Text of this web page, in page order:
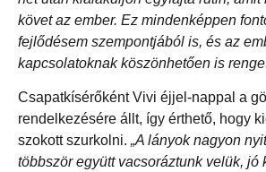
követ az ember. Ez mindenképpen
fejlődésem szempontjából is, és az
kapcsolatoknak köszönhetően is
Csapatkísérőként Vivi éjjel-nappal a
rendelkezésére állt, így érthető, hogy
szokott szurkolni. „A lányok nagyon
többször együtt vacsoráztunk velük, jó